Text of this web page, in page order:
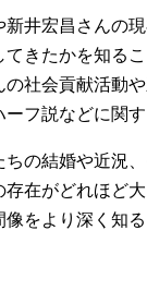
井宏昌さんの
きたかを知る
社会貢献活動
フ説などに関す
の結婚や近況
在がどれほど
をより深く知